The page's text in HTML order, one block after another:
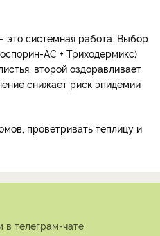
системная работа. Выбор
АС + Триходермикс)
второй оздоравливает
снижает риск эпидемии
проветривать теплицу и
в телеграм-чате